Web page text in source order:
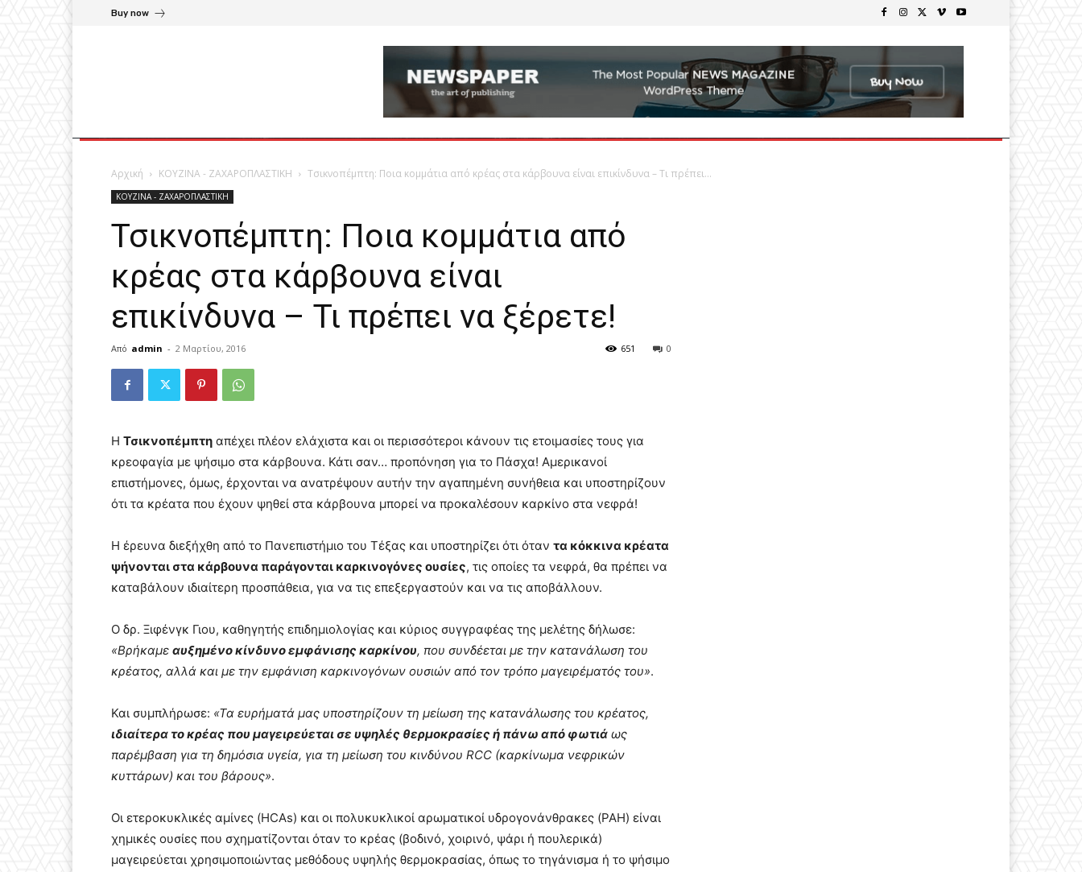
Buy now
Αρχική ΚΟΥΖΙΝΑ - ΖΑΧΑΡΟΠΛΑΣΤΙΚΗ Τσικνοπέμπτη: Ποια κομμάτια από κρέας στα κάρβουνα είναι επικίνδυνα – Τι πρέπει...
ΚΟΥΖΙΝΑ - ΖΑΧΑΡΟΠΛΑΣΤΙΚΗ
Τσικνοπέμπτη: Ποια κομμάτια από
κρέας στα κάρβουνα είναι
επικίνδυνα – Τι πρέπει να ξέρετε!
Από admin - 2 Μαρτίου, 2016 0
651
Η Τσικνοπέμπτη απέχει πλέον ελάχιστα και οι περισσότεροι κάνουν τις ετοιμασίες τους για
κρεοφαγία με ψήσιμο στα κάρβουνα. Κάτι σαν… προπόνηση για το Πάσχα! Αμερικανοί
επιστήμονες, όμως, έρχονται να ανατρέψουν αυτήν την αγαπημένη συνήθεια και υποστηρίζουν
ότι τα κρέατα που έχουν ψηθεί στα κάρβουνα μπορεί να προκαλέσουν καρκίνο στα νεφρά!
Η έρευνα διεξήχθη από το Πανεπιστήμιο του Τέξας και υποστηρίζει ότι όταν τα κόκκινα κρέατα
ψήνονται στα κάρβουνα παράγονται καρκινογόνες ουσίες, τις οποίες τα νεφρά, θα πρέπει να
καταβάλουν ιδιαίτερη προσπάθεια, για να τις επεξεργαστούν και να τις αποβάλλουν.
Ο δρ. Ξιφένγκ Γιου, καθηγητής επιδημιολογίας και κύριος συγγραφέας της μελέτης δήλωσε:
«Βρήκαμε αυξημένο κίνδυνο εμφάνισης καρκίνου, που συνδέεται με την κατανάλωση του
κρέατος, αλλά και με την εμφάνιση καρκινογόνων ουσιών από τον τρόπο μαγειρέματός του».
Και συμπλήρωσε: «Τα ευρήματά μας υποστηρίζουν τη μείωση της κατανάλωσης του κρέατος,
ιδιαίτερα το κρέας που μαγειρεύεται σε υψηλές θερμοκρασίες ή πάνω από φωτιά ως
παρέμβαση για τη δημόσια υγεία, για τη μείωση του κινδύνου RCC (καρκίνωμα νεφρικών
κυττάρων) και του βάρους».
Οι ετεροκυκλικές αμίνες (HCAs) και οι πολυκυκλικοί αρωματικοί υδρογονάνθρακες (PAH) είναι
χημικές ουσίες που σχηματίζονται όταν το κρέας (βοδινό, χοιρινό, ψάρι ή πουλερικά)
μαγειρεύεται χρησιμοποιώντας μεθόδους υψηλής θερμοκρασίας, όπως το τηγάνισμα ή το ψήσιμο